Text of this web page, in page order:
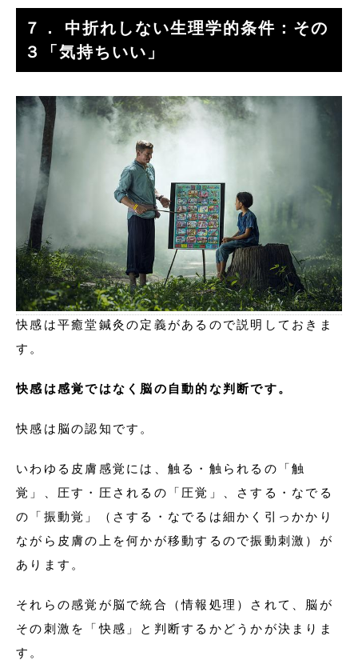
７． 中折れしない生理学的条件：その
３「気持ちいい」
快感は平癒堂鍼灸の定義があるので説明しておきま
す。
快感は感覚ではなく脳の自動的な判断です。
快感は脳の認知です。
いわゆる皮膚感覚には、触る・触られるの「触
覚」、圧す・圧されるの「圧覚」、さする・なでる
の「振動覚」（さする・なでるは細かく引っかかり
ながら皮膚の上を何かが移動するので振動刺激）が
あります。
それらの感覚が脳で統合（情報処理）されて、脳が
その刺激を「快感」と判断するかどうかが決まりま
す。